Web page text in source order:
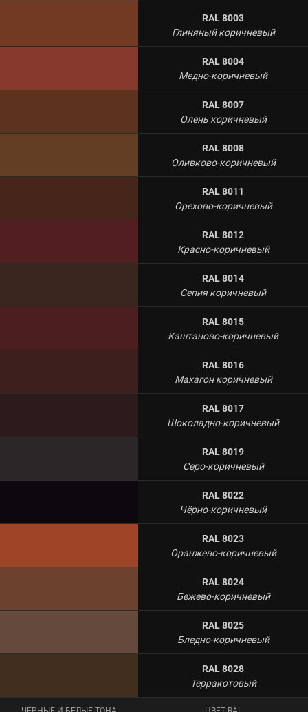
RAL 8003
Глиняный коричневый
RAL 8004
Медно-коричневый
RAL 8007
Олень коричневый
RAL 8008
Оливково-коричневый
RAL 8011
Орехово-коричневый
RAL 8012
Красно-коричневый
RAL 8014
Сепия коричневый
RAL 8015
Каштаново-коричневый
RAL 8016
Махагон коричневый
RAL 8017
Шоколадно-коричневый
RAL 8019
Серо-коричневый
RAL 8022
Чёрно-коричневый
RAL 8023
Оранжево-коричневый
RAL 8024
Бежево-коричневый
RAL 8025
Бледно-коричневый
RAL 8028
Терракотовый